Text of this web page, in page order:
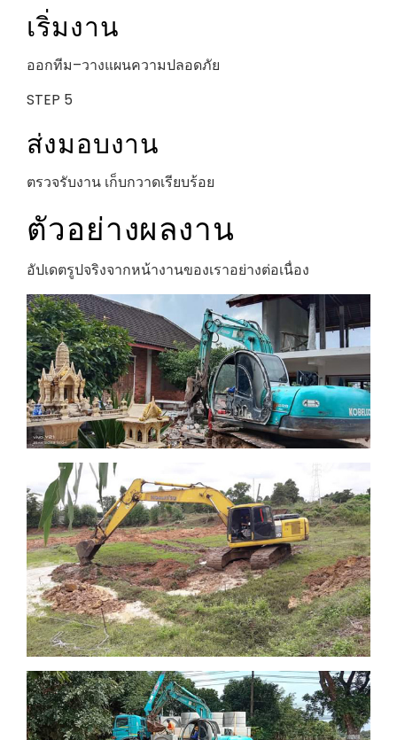
เริ่มงาน
ออกทีม–วางแผนความปลอดภัย
STEP 5
ส่งมอบงาน
ตรวจรับงาน เก็บกวาดเรียบร้อย
ตัวอย่างผลงาน
อัปเดตรูปจริงจากหน้างานของเราอย่างต่อเนื่อง